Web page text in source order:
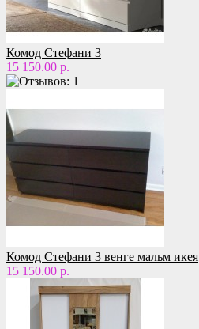
Комод Стефани 3
15 150.00 р.
Комод Стефани 3 венге мальм икея
15 150.00 р.